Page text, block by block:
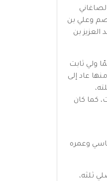
وعلي بن
بن
ولي ثابت
بطرسوس ثماني عشرة سنة، فانشغل عن كتابة الحديث. ثم رحل إلى مصر مع يحيى بن معين سنة 213 هـ ومنها عاد إلى
كما كان
في خلافة المعتصم بالله العباسي وعمره
ثلثه،